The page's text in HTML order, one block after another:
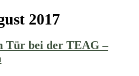
2017
Tür bei der TEAG –